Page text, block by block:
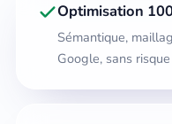
Optimisation
Sémantique,
Google, sans